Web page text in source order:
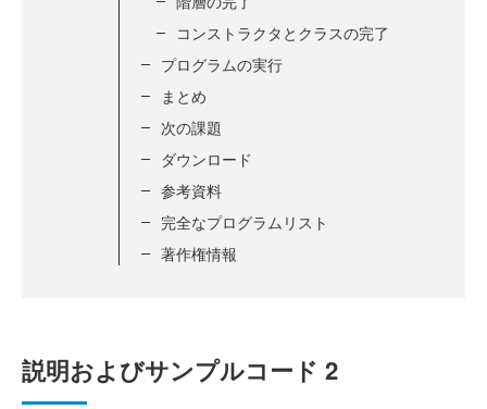
コンストラクタとクラスの完了
プログラムの実行
まとめ
次の課題
ダウンロード
参考資料
完全なプログラムリスト
著作権情報
説明およびサンプルコード 2